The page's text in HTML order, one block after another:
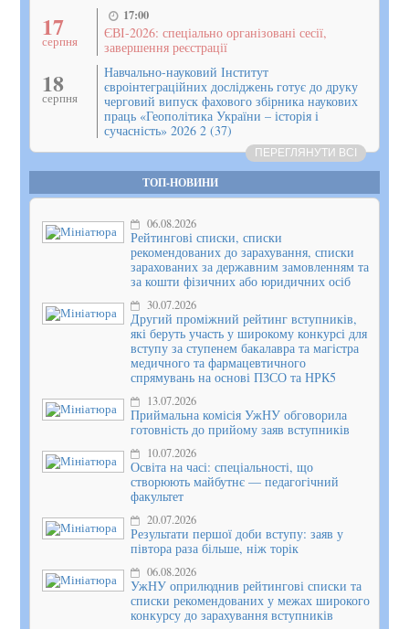
17
серпня
17:00
ЄВІ-2026: спеціально організовані сесії,
завершення реєстрації
18
серпня
Навчально-науковий Інститут
євроінтеграційних досліджень готує до друку
черговий випуск фахового збірника наукових
праць «Геополітика України – історія і
сучасність» 2026 2 (37)
ПЕРЕГЛЯНУТИ ВСІ
ТОП-НОВИНИ
06.08.2026
Рейтингові списки, списки
рекомендованих до зарахування, списки
зарахованих за державним замовленням та
за кошти фізичних або юридичних осіб
30.07.2026
Другий проміжний рейтинг вступників,
які беруть участь у широкому конкурсі для
вступу за ступенем бакалавра та магістра
медичного та фармацевтичного
спрямувань на основі ПЗСО та НРК5
13.07.2026
Приймальна комісія УжНУ обговорила
готовність до прийому заяв вступників
10.07.2026
Освіта на часі: спеціальності, що
створюють майбутнє — педагогічний
факультет
20.07.2026
Результати першої доби вступу: заяв у
півтора раза більше, ніж торік
06.08.2026
УжНУ оприлюднив рейтингові списки та
списки рекомендованих у межах широкого
конкурсу до зарахування вступників